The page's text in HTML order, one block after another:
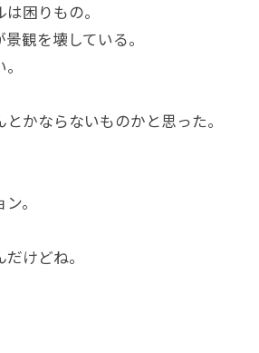
困りもの。
観を壊している。
かならないものかと思った。
。
けどね。